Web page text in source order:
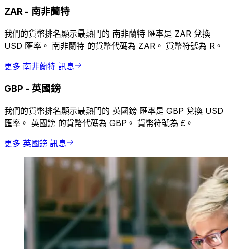
ZAR - 南非蘭特
我們的貨幣排名顯示最熱門的 南非蘭特 匯率是 ZAR 兌換
USD 匯率。 南非蘭特 的貨幣代碼為 ZAR。 貨幣符號為 R。
更多 南非蘭特 訊息
GBP - 英國鎊
我們的貨幣排名顯示最熱門的 英國鎊 匯率是 GBP 兌換 USD
匯率。 英國鎊 的貨幣代碼為 GBP。 貨幣符號為 £。
更多 英國鎊 訊息